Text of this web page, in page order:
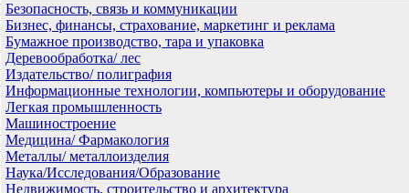
Безопасность, связь и коммуникации
Бизнес, финансы, страхование, маркетинг и реклама
Бумажное производство, тара и упаковка
Деревообработка/ лес
Издательство/ полиграфия
Информационные технологии, компьютеры и оборудование
Легкая промышленность
Машиностроение
Медицина/ Фармакология
Металлы/ металлоизделия
Наука/Исследования/Образование
Недвижимость, строительство и архитектура